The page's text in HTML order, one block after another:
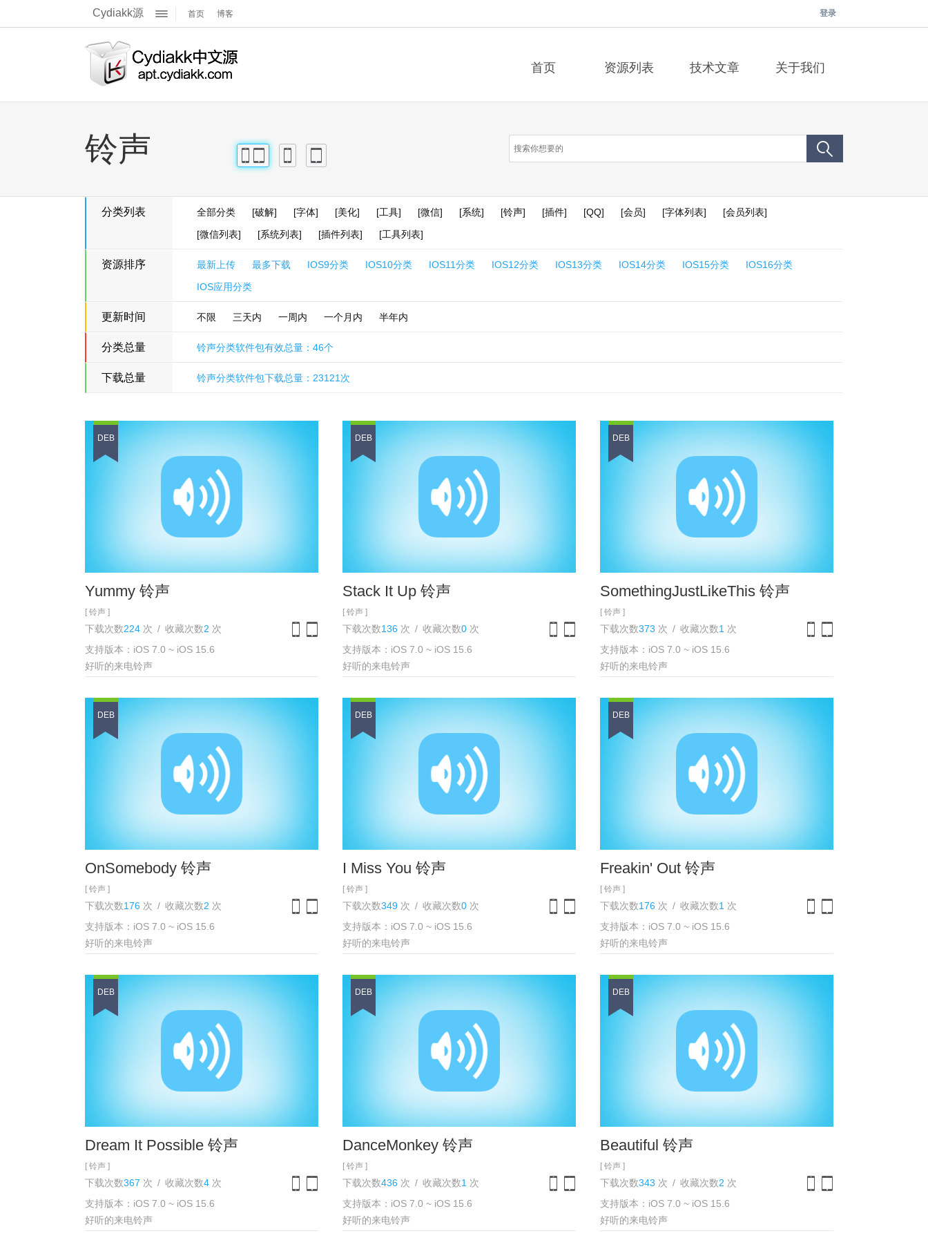
Cydiakk源
关于我们
官方Q群
首页 博客 登录
Cydiakk中文源™
首页 资源列表 技术文章 关于我们
铃声
分类列表 全部分类 [破解] [字体] [美化] [工具] [微信] [系统] [铃声] [插件] [QQ] [会员] [字体列表]
[会员列表]
[微信列表]
[系统列表] [插件列表] [工具列表]
资源排序 最新上传 最多下载 IOS9分类 IOS10分类 IOS11分类 IOS12分类 IOS13分类 IOS14分类 IOS15分类
IOS16分类
IOS应用分类
更新时间 不限 三天内 一周内 一个月内 半年内
分类总量 铃声分类软件包有效总量：46个
下载总量 铃声分类软件包下载总量：23121次
DEB
Yummy 铃声
[ 铃声 ]
下载次数224 次 / 收藏次数2 次
支持版本：iOS 7.0 ~ iOS 15.6
好听的来电铃声
DEB
Stack It Up 铃声
[ 铃声 ]
下载次数136 次 / 收藏次数0 次
支持版本：iOS 7.0 ~ iOS 15.6
好听的来电铃声
DEB
SomethingJustLikeThis 铃声
[ 铃声 ]
下载次数373 次 / 收藏次数1 次
支持版本：iOS 7.0 ~ iOS 15.6
好听的来电铃声
DEB
OnSomebody 铃声
[ 铃声 ]
下载次数176 次 / 收藏次数2 次
支持版本：iOS 7.0 ~ iOS 15.6
好听的来电铃声
DEB
I Miss You 铃声
[ 铃声 ]
下载次数349 次 / 收藏次数0 次
支持版本：iOS 7.0 ~ iOS 15.6
好听的来电铃声
DEB
Freakin' Out 铃声
[ 铃声 ]
下载次数176 次 / 收藏次数1 次
支持版本：iOS 7.0 ~ iOS 15.6
好听的来电铃声
DEB
Dream It Possible 铃声
[ 铃声 ]
下载次数367 次 / 收藏次数4 次
支持版本：iOS 7.0 ~ iOS 15.6
好听的来电铃声
DEB
DanceMonkey 铃声
[ 铃声 ]
下载次数436 次 / 收藏次数1 次
支持版本：iOS 7.0 ~ iOS 15.6
好听的来电铃声
DEB
Beautiful 铃声
[ 铃声 ]
下载次数343 次 / 收藏次数2 次
支持版本：iOS 7.0 ~ iOS 15.6
好听的来电铃声